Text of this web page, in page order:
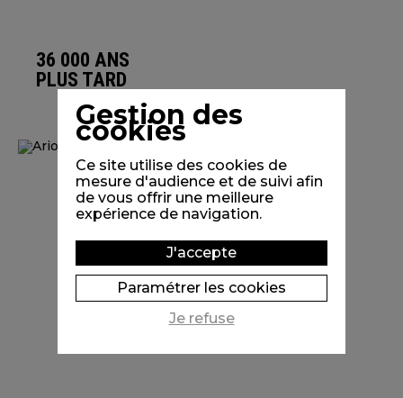
36 000 ANS
PLUS TARD
Gestion des
cookies
Ce site utilise des cookies de
mesure d'audience et de suivi afin
de vous offrir une meilleure
expérience de navigation.
J'accepte
Paramétrer les cookies
Je refuse